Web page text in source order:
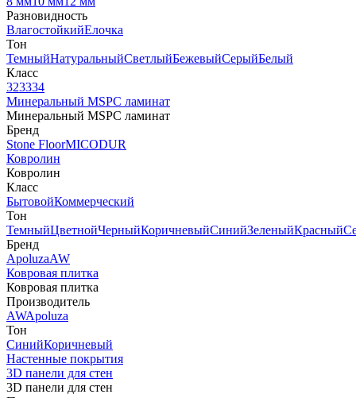
Разновидность
ВлагостойкийЕлочка
Тон
ТемныйНатуральныйСветлыйБежевыйСерыйБелый
Класс
323334
Минеральный MSPC ламинат
Минеральный MSPC ламинат
Бренд
Stone FloorMICODUR
Ковролин
Ковролин
Класс
БытовойКоммерческий
Тон
ТемныйЦветнойЧерныйКоричневыйСинийЗеленыйКрасный
Бренд
ApoluzaAW
Ковровая плитка
Ковровая плитка
Производитель
AWApoluza
Тон
СинийКоричневый
Настенные покрытия
3D панели для стен
3D панели для стен